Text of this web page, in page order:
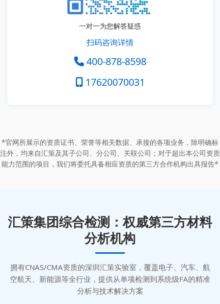
一对一为您解答疑惑
扫码咨询详情
400-878-8598
17620070031
*官网所展示的资质证书、荣誉等相关数据、承接的各项业务，除明确标
注外，均来自汇策及其子公司、分公司、关联公司；对于超出本公司资质
能力范围的项目，我们将委托具备相应资质的第三方合作机构出具报告*
汇策集团综合检测：权威第三方材料
分析机构
拥有CNAS/CMA资质的深圳汇策实验室，覆盖电子、汽车、航
空航天、新能源等全行业，提供从单项检测到系统级FA的精准
分析与技术解决方案